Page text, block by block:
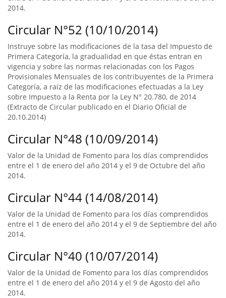
2014.
Circular N°52 (10/10/2014)
Instruye sobre las modificaciones de la tasa del Impuesto de
Primera Categoría, la gradualidad en que éstas entran en
vigencia y sobre las normas relacionadas con los Pagos
Provisionales Mensuales de los contribuyentes de la Primera
Categoría, a raíz de las modificaciones efectuadas a la Ley
sobre Impuesto a la Renta por la Ley N° 20.780, de 2014
(Extracto de Circular publicado en el Diario Oficial de
20.10.2014)
Circular N°48 (10/09/2014)
Valor de la Unidad de Fomento para los días comprendidos
entre el 1 de enero del año 2014 y el 9 de Octubre del año
2014.
Circular N°44 (14/08/2014)
Valor de la Unidad de Fomento para los días comprendidos
entre el 1 de enero del año 2014 y el 9 de Septiembre del año
2014.
Circular N°40 (10/07/2014)
Valor de la Unidad de Fomento para los días comprendidos
entre el 1 de enero del año 2014 y el 9 de Agosto del año
2014.